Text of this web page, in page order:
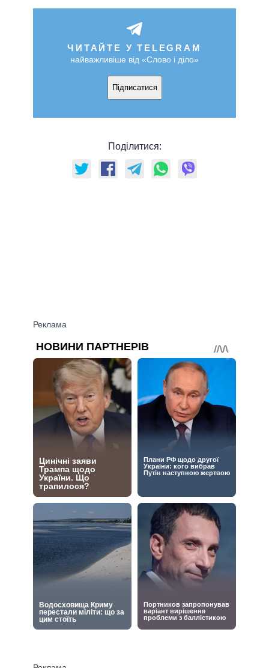
ЧИТАЙТЕ У TELEGRAM
найважливіше від «Слово і діло»
Підписатися
Поділитися: